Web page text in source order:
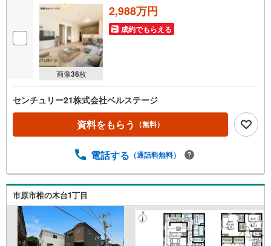
画像36枚
2,988万円
成約でもらえる
センチュリー21株式会社ベルステージ
資料をもらう （無料）
電話する （通話料無料）
市原市椎の木台1丁目